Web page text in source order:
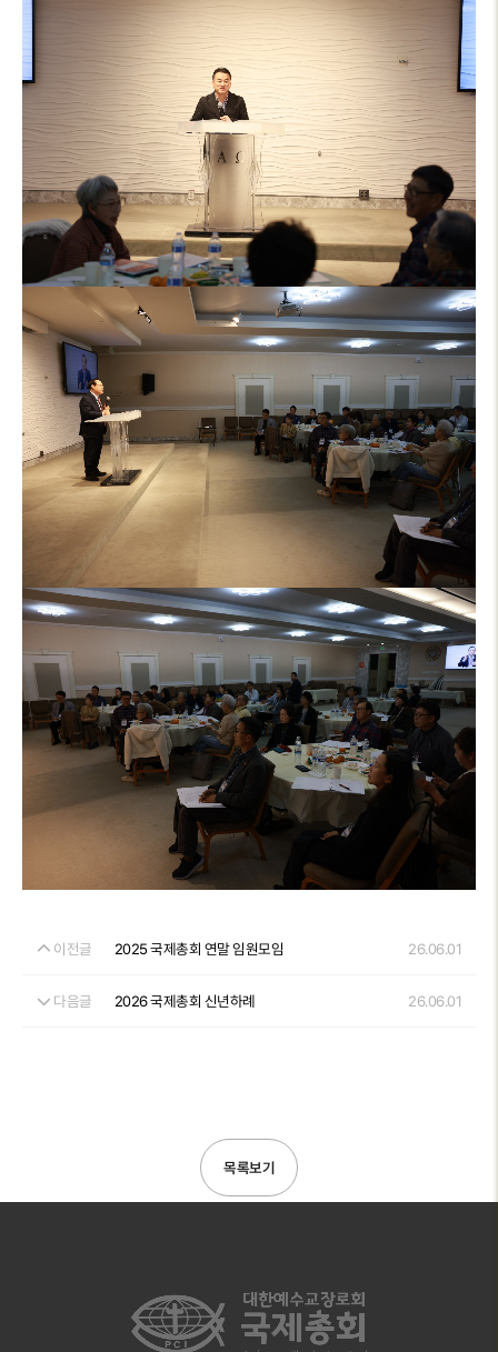
이전글 2025 국제총회 연말 임원모임 26.06.01
다음글 2026 국제총회 신년하례 26.06.01
목록보기